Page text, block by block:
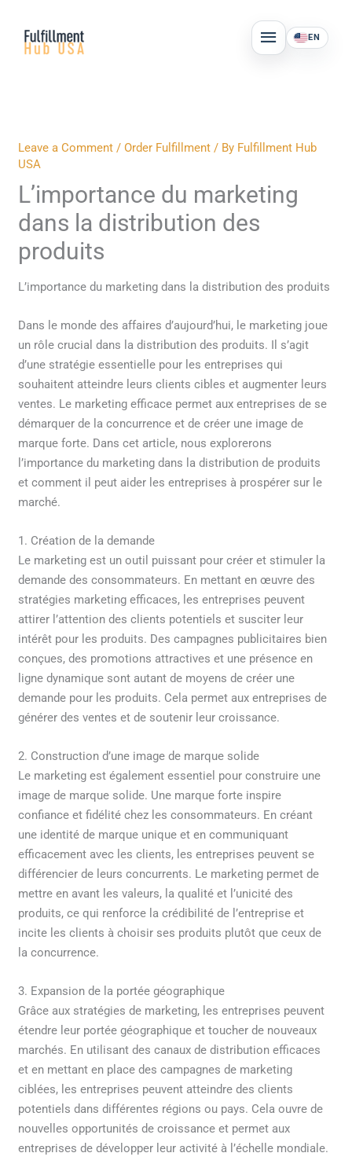
content
MAIN
MENU
EN
Leave a Comment /Order Fulfillment / By Fulfillment Hub
USA
L’importance du marketing
dans la distribution des
produits
L’importance du marketing dans la distribution des produits
Dans le monde des affaires d’aujourd’hui, le marketing joue
un rôle crucial dans la distribution des produits. Il s’agit
d’une stratégie essentielle pour les entreprises qui
souhaitent atteindre leurs clients cibles et augmenter leurs
ventes. Le marketing efficace permet aux entreprises de se
démarquer de la concurrence et de créer une image de
marque forte. Dans cet article, nous explorerons
l’importance du marketing dans la distribution de produits
et comment il peut aider les entreprises à prospérer sur le
marché.
1. Création de la demande
Le marketing est un outil puissant pour créer et stimuler la
demande des consommateurs. En mettant en œuvre des
stratégies marketing efficaces, les entreprises peuvent
attirer l’attention des clients potentiels et susciter leur
intérêt pour les produits. Des campagnes publicitaires bien
conçues, des promotions attractives et une présence en
ligne dynamique sont autant de moyens de créer une
demande pour les produits. Cela permet aux entreprises de
générer des ventes et de soutenir leur croissance.
2. Construction d’une image de marque solide
Le marketing est également essentiel pour construire une
image de marque solide. Une marque forte inspire
confiance et fidélité chez les consommateurs. En créant
une identité de marque unique et en communiquant
efficacement avec les clients, les entreprises peuvent se
différencier de leurs concurrents. Le marketing permet de
mettre en avant les valeurs, la qualité et l’unicité des
produits, ce qui renforce la crédibilité de l’entreprise et
incite les clients à choisir ses produits plutôt que ceux de
la concurrence.
3. Expansion de la portée géographique
Grâce aux stratégies de marketing, les entreprises peuvent
étendre leur portée géographique et toucher de nouveaux
marchés. En utilisant des canaux de distribution efficaces
et en mettant en place des campagnes de marketing
ciblées, les entreprises peuvent atteindre des clients
potentiels dans différentes régions ou pays. Cela ouvre de
nouvelles opportunités de croissance et permet aux
entreprises de développer leur activité à l’échelle mondiale.